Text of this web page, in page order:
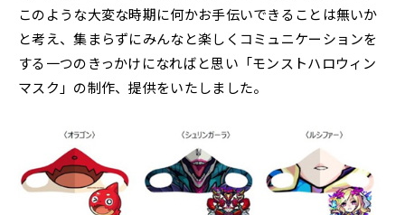
このような大変な時期に何かお手伝いできることは無いか
と考え、集まらずにみんなと楽しくコミュニケーションを
する一つのきっかけになればと思い「モンストハロウィン
マスク」の制作、提供をいたしました。